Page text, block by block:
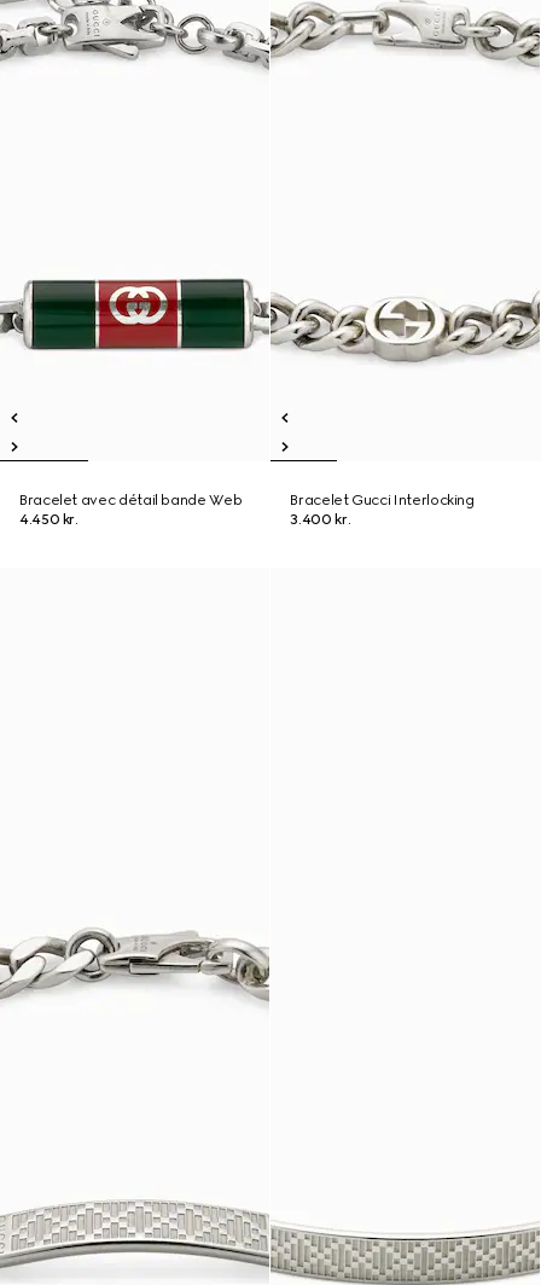
Bracelet avec détail bande Web
4.450 kr.
Bracelet Gucci Interlocking
3.400 kr.